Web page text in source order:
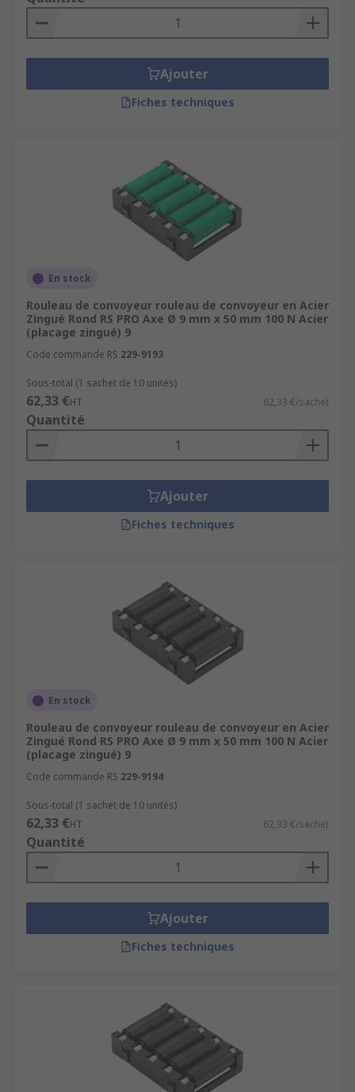
Généralement en métal, les tubes de rouleau
sont également disponibles en plastique en
fonction de l'application. Les rouleaux sont
fournis en différents diamètres et longueurs avec
des capacités de charge maximales. Les
garantir une robustesse appropriée au fil du
temps sans défaillance.
Ajouter
Fiches techniques
En stock
Rouleau de convoyeur rouleau de convoyeur en Acier
Zingué Rond RS PRO Axe Ø 9 mm x 50 mm 100 N Acier
(placage zingué) 9
Code commande RS 229-9193
Sous-total (1 sachet de 10 unités)
62,33 €HT 62,33 €/sachet
Quantité
Ajouter
Fiches techniques
En stock
Rouleau de convoyeur rouleau de convoyeur en Acier
Zingué Rond RS PRO Axe Ø 9 mm x 50 mm 100 N Acier
(placage zingué) 9
Code commande RS 229-9194
Sous-total (1 sachet de 10 unités)
62,33 €HT 62,33 €/sachet
Quantité
Ajouter
Fiches techniques